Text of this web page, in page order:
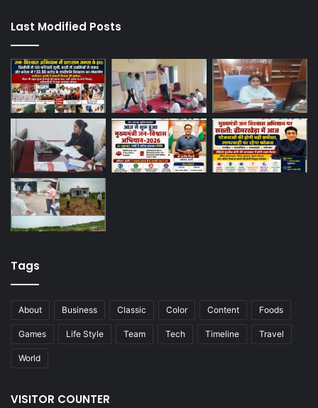
Last Modified Posts
Tags
About Business Classic Color Content Foods
Games Life Style Team Tech Timeline Travel
World
VISITOR COUNTER